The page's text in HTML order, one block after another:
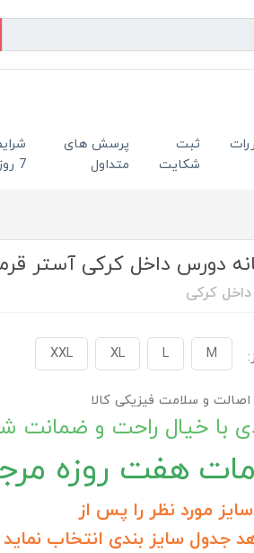
ثبت
شکایت
پرسش های
متداول
7 روز
دورس داخل کرکی آستر قرمز کد
داخل کرکی
M
L
XL
XXL
اصالت و سلامت فیزیکی کالا
با خیال راحت و ضمانت
هفت روزه
مورد نظر را پس از
جدول سایز بندی انتخاب نماید